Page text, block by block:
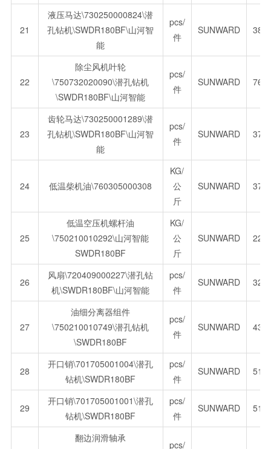
21
液压马达\730250000824\潜
孔钻机\SWDR180BF\山河智
能
pcs/
件
SUNWARD
22
除尘风机叶轮
\750732020090\潜孔钻机
\SWDR180BF\山河智能
pcs/
件
SUNWARD
23
齿轮马达\730250001289\潜
孔钻机\SWDR180BF\山河智
能
pcs/
件
SUNWARD
24 低温柴机油\760305000308
KG/
公
斤
SUNWARD
25
低温空压机螺杆油
\750210010292\山河智能
SWDR180BF
KG/
公
斤
SUNWARD
26
风扇\720409000227\潜孔钻
机\SWDR180BF\山河智能
pcs/
件
SUNWARD
27
油细分离器组件
\750210010749\潜孔钻机
\SWDR180BF
pcs/
件
SUNWARD
28
开口销\701705001004\潜孔
钻机\SWDR180BF
pcs/
件
SUNWARD
29
开口销\701705001001\潜孔
钻机\SWDR180BF
pcs/
件
SUNWARD
翻边润滑轴承
pcs/